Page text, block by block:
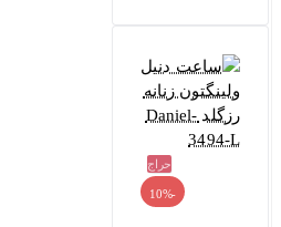
حراج
-10%